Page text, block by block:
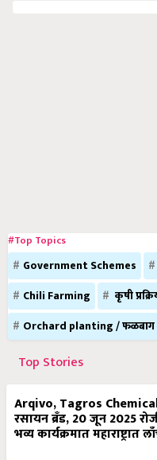
#Top Topics
Government Schemes
Chili Farming
कृषी
Orchard planting / फळबाग
Top Stories
Arqivo, Tagros
रसायन ब्रँड, 20 जून 2025
भव्य कार्यक्रमात